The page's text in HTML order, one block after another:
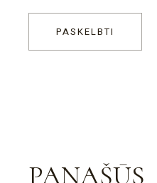
PASKELBTI
PANAŠŪS